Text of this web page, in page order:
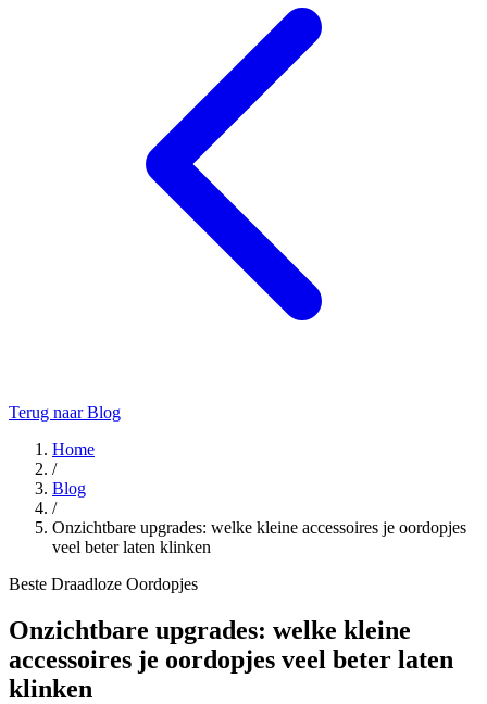
Terug naar Blog
Home
/
Blog
/
Onzichtbare upgrades: welke kleine accessoires je oordopjes
veel beter laten klinken
Beste Draadloze Oordopjes
Onzichtbare upgrades: welke kleine
accessoires je oordopjes veel beter laten
klinken